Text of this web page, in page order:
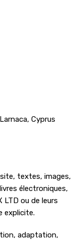
Cyprus
textes, images,
électroniques,
LTD ou de leurs
explicite.
adaptation,